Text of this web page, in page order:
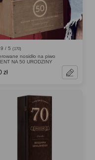
/ 5 (170)
nosidło na piwo
NA 50 URODZINY
zł